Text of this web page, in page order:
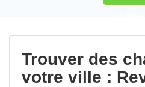
9,5(100%)
votes
Trouver des
votre ville :